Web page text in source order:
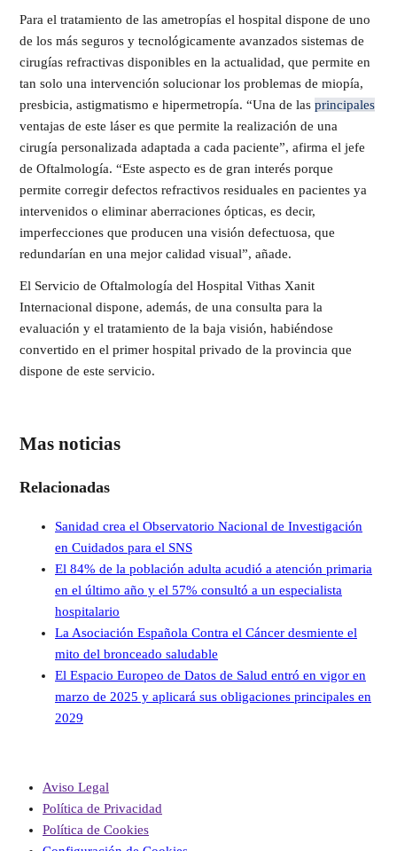
Para el tratamiento de las ametropías el hospital dispone de uno
de los más seguros y tecnológicamente avanzados sistemas de
cirugías refractivas disponibles en la actualidad, que permite en
tan solo una intervención solucionar los problemas de miopía,
presbicia, astigmatismo e hipermetropía. “Una de las principales
ventajas de este láser es que permite la realización de una
cirugía personalizada adaptada a cada paciente”, afirma el jefe
de Oftalmología. “Este aspecto es de gran interés porque
permite corregir defectos refractivos residuales en pacientes ya
intervenidos o eliminar aberraciones ópticas, es decir,
imperfecciones que producen una visión defectuosa, que
redundarían en una mejor calidad visual”, añade.
El Servicio de Oftalmología del Hospital Vithas Xanit
Internacional dispone, además, de una consulta para la
evaluación y el tratamiento de la baja visión, habiéndose
convertido en el primer hospital privado de la provincia que
dispone de este servicio.
Mas noticias
Relacionadas
Sanidad crea el Observatorio Nacional de Investigación
en Cuidados para el SNS
El 84% de la población adulta acudió a atención primaria
en el último año y el 57% consultó a un especialista
hospitalario
La Asociación Española Contra el Cáncer desmiente el
mito del bronceado saludable
El Espacio Europeo de Datos de Salud entró en vigor en
marzo de 2025 y aplicará sus obligaciones principales en
2029
Aviso Legal
Política de Privacidad
Política de Cookies